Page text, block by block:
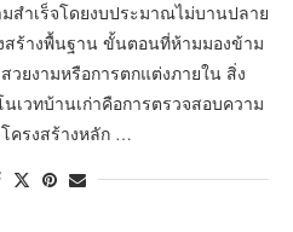
สำเร็จโดยงบประมาณไม่บานปลาย
สร้างพื้นฐาน ขั้นตอนที่ห้ามมองข้าม
วยงามหรือการตกแต่งภายใน สิ่ง
เวทบ้านเก่าคือการตรวจสอบความ
ครงสร้างหลัก …